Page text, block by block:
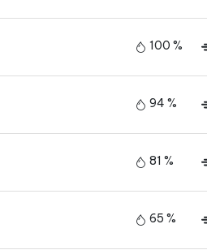
100 %
94 %
81 %
65 %